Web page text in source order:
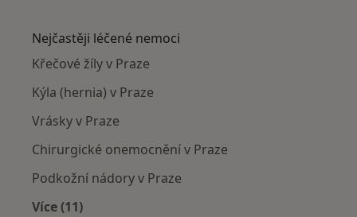
Nejčastěji léčené nemoci
Křečové žíly v Praze
Kýla (hernia) v Praze
Vrásky v Praze
Chirurgické onemocnění v Praze
Podkožní nádory v Praze
Více (11)